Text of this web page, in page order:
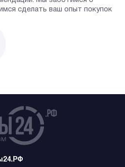
сделать ваш опыт покупок